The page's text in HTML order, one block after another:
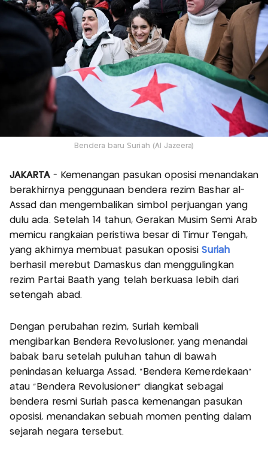
Bendera baru Suriah (Al Jazeera)
JAKARTA- Kemenangan pasukan oposisi menandakan
berakhirnya penggunaan bendera rezim Bashar al-
Assad dan mengembalikan simbol perjuangan yang
dulu ada. Setelah 14 tahun, Gerakan Musim Semi Arab
memicu rangkaian peristiwa besar di Timur Tengah,
yang akhirnya membuat pasukan oposisiSuriah
berhasil merebut Damaskus dan menggulingkan
rezim Partai Baath yang telah berkuasa lebih dari
setengah abad.
Dengan perubahan rezim, Suriah kembali
mengibarkan Bendera Revolusioner, yang menandai
babak baru setelah puluhan tahun di bawah
penindasan keluarga Assad. "Bendera Kemerdekaan"
atau "Bendera Revolusioner" diangkat sebagai
bendera resmi Suriah pasca kemenangan pasukan
oposisi, menandakan sebuah momen penting dalam
sejarah negara tersebut.